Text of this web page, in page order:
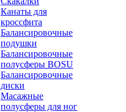
Канаты для
кроссфита
Балансировочные
подушки
Балансировочные
полусферы BOSU
Балансировочные
диски
Масажные
полусферы для ног